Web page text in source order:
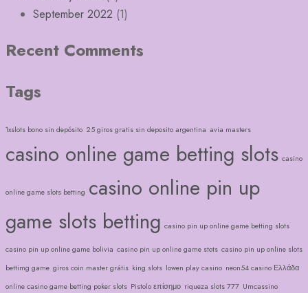
September 2022 (1)
Recent Comments
Tags
1xslots bono sin depósito 25 giros gratis sin deposito argentina avia masters
casino online game betting slots casino
online game slots betting casino online pin up
game slots betting casino pin up online game betting slots
casino pin up online game bolivia casino pin up online game stots casino pin up online slots
bettimg game giros coin master grátis king slots lowen play casino neon54 casino Ελλάδα
online casino game betting poker slots Pistolo επίσημο riqueza slots 777 Umcassino